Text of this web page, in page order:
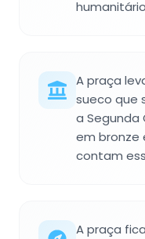
A praça
sueco que
a Segunda
em bronze
contam
A praça